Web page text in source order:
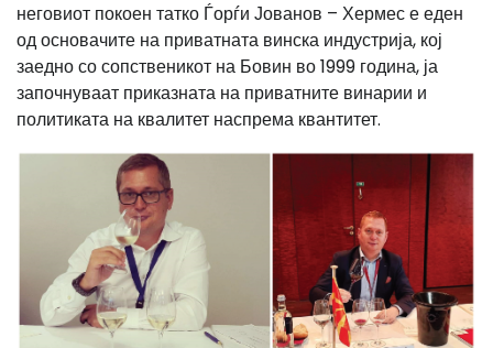
неговиот покоен татко Ѓорѓи Јованов – Хермесееден
од основачите на приватната винска индустрија, кој
заедно со сопственикот на Бовин во 1999 година, ја
започнуваат приказната на приватните винарии и
политиката на квалитет наспрема квантитет.